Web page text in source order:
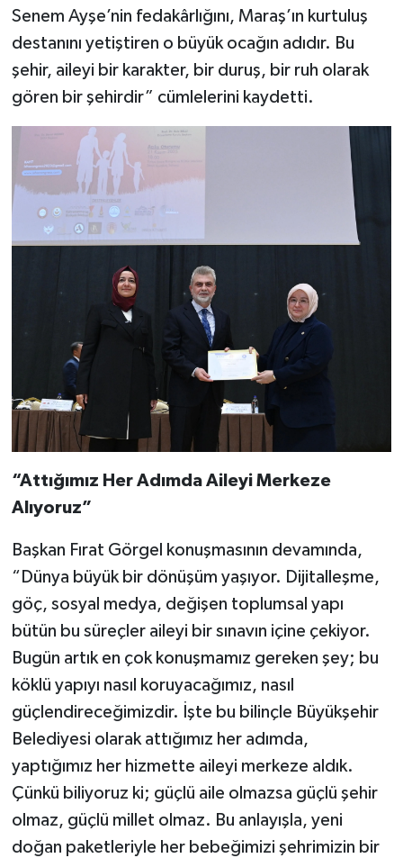
Senem Ayşe’nin fedakârlığını, Maraş’ın kurtuluş
destanını yetiştiren o büyük ocağın adıdır. Bu
şehir, aileyi bir karakter, bir duruş, bir ruh olarak
gören bir şehirdir” cümlelerini kaydetti.
“Attığımız Her Adımda Aileyi Merkeze
Alıyoruz”
Başkan Fırat Görgel konuşmasının devamında,
“Dünya büyük bir dönüşüm yaşıyor. Dijitalleşme,
göç, sosyal medya, değişen toplumsal yapı
bütün bu süreçler aileyi bir sınavın içine çekiyor.
Bugün artık en çok konuşmamız gereken şey; bu
köklü yapıyı nasıl koruyacağımız, nasıl
güçlendireceğimizdir. İşte bu bilinçle Büyükşehir
Belediyesi olarak attığımız her adımda,
yaptığımız her hizmette aileyi merkeze aldık.
Çünkü biliyoruz ki; güçlü aile olmazsa güçlü şehir
olmaz, güçlü millet olmaz. Bu anlayışla, yeni
doğan paketleriyle her bebeğimizi şehrimizin bir